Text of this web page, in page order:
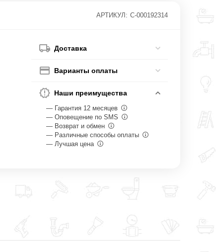
АРТИКУЛ: С-000192314
Доставка
Варианты оплаты
Наши преимущества
— Гарантия 12 месяцев
— Оповещение по SMS
— Возврат и обмен
— Различные способы оплаты
— Лучшая цена